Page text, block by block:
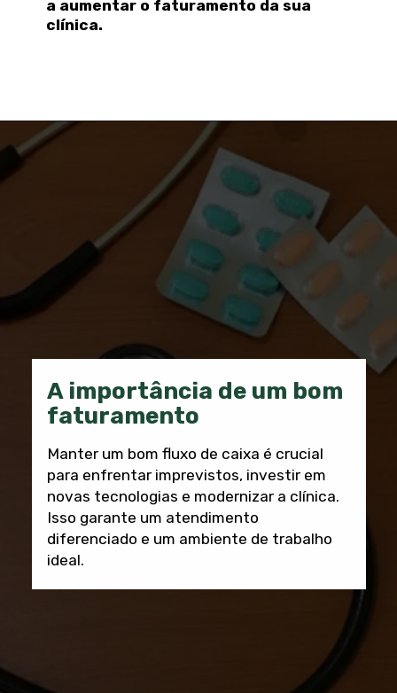
a aumentar o faturamento da sua
clínica.
Manter um bom fluxo de caixa é crucial
para enfrentar imprevistos, investir em
novas tecnologias e modernizar a clínica.
Isso garante um atendimento
diferenciado e um ambiente de trabalho
ideal.
A importância de um bom
faturamento